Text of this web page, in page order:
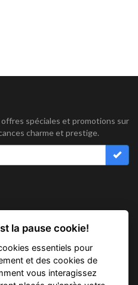
spéciales et promotions sur
charme et prestige.
la pause cookie!
essentiels pour
et des cookies de
vous interagissez